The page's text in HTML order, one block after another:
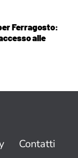
Ferragosto:
alle
Contatti